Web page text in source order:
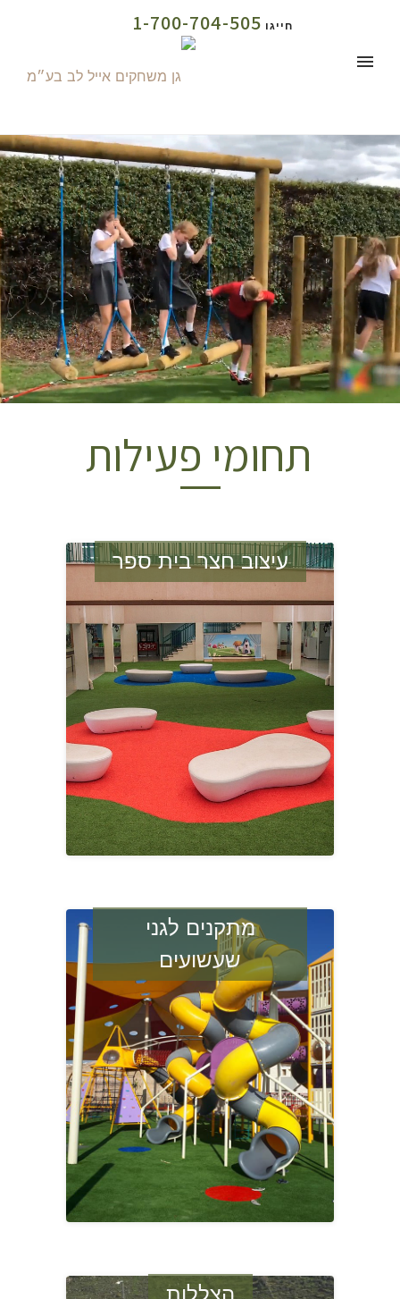
חייגו 1-700-704-505
תחומי פעילות
עיצוב חצר בית ספר
מתקנים לגני
שעשועים